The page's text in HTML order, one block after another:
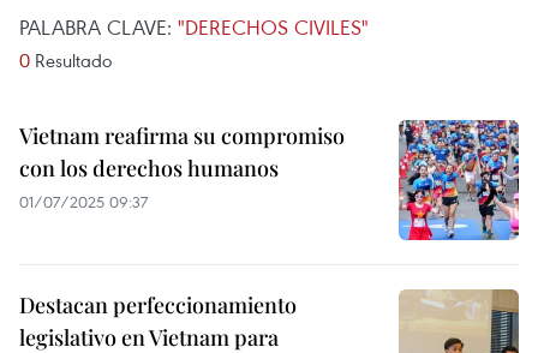
PALABRA CLAVE: "DERECHOS CIVILES"
0 Resultado
Vietnam reafirma su compromiso
con los derechos humanos
01/07/2025 09:37
Destacan perfeccionamiento
legislativo en Vietnam para